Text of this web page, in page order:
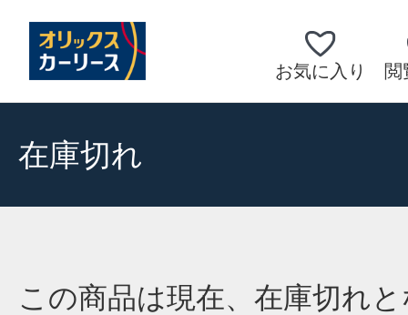
お気に入り 閲
在庫切れ
この商品は現在、在庫切れ